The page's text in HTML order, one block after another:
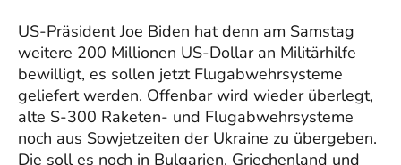
US-Präsident Joe Biden hat denn am Samstag
weitere 200 Millionen US-Dollar an Militärhilfe
bewilligt, es sollen jetzt Flugabwehrsysteme
geliefert werden. Offenbar wird wieder überlegt,
alte S-300 Raketen- und Flugabwehrsysteme
noch aus Sowjetzeiten der Ukraine zu übergeben.
Die soll es noch in Bulgarien, Griechenland und